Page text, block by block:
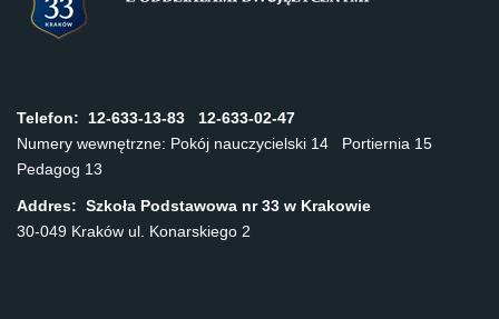
Telefon:
12-633-13-83 12-633-02-47
Numery wewnętrzne: Pokój nauczycielski 14 Portiernia 15
Pedagog 13
Addres: Szkoła Podstawowa nr 33 w Krakowie
30-049 Kraków ul. Konarskiego 2